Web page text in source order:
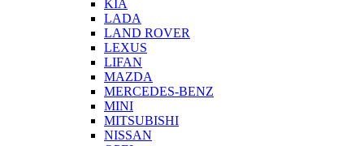
KIA
LADA
LAND ROVER
LEXUS
LIFAN
MAZDA
MERCEDES-BENZ
MINI
MITSUBISHI
NISSAN